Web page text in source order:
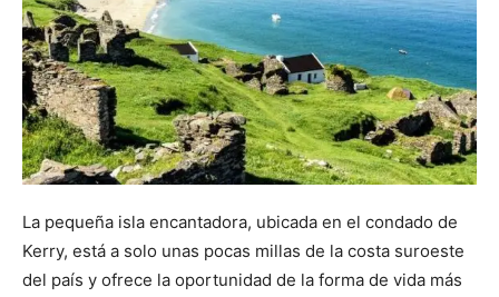
La pequeña isla encantadora, ubicada en el condado de
Kerry, está a solo unas pocas millas de la costa suroeste
del país y ofrece la oportunidad de la forma de vida más